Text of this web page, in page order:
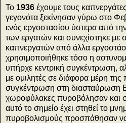
Το 1936 έχουμε τους
γεγονότα ξεκίνησαν γύρω στο
ενός εργοστασίου ύστερα από
των εργατών και συνεχίστηκε
καπνεργατών από άλλα
χρησιμοποιήθηκε τόσο η
υπήρχε κεντρική συγκέντρωση,
με ομιλητές σε διάφορα μέρη της
συγκέντρωση στη διασταύρωση
χωροφύλακες πυροβόλησαν και
αυτό το σημείο έχει στηθεί το
πυροβολισμούς προσπάθησαν να